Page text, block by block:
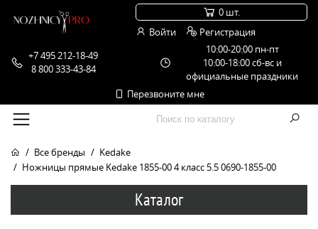
+7 495 212-18-49
8 800 333-43-84
10:00-20:00 пн-пт
10:00-18:00 сб-вс и
официальные праздники
Перезвоните мне
0 шт.
Войти
Регистрация
Все бренды
Kedake
Ножницы прямые Kedake 1855-00 4 класс 5.5 0690-1855-00
Каталог